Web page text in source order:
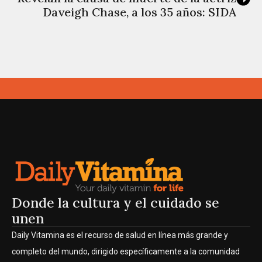
Daveigh Chase, a los 35 años: SIDA
Donde la cultura y el cuidado se
unen
Daily Vitamina es el recurso de salud en línea más grande y
completo del mundo, dirigido específicamente a la comunidad